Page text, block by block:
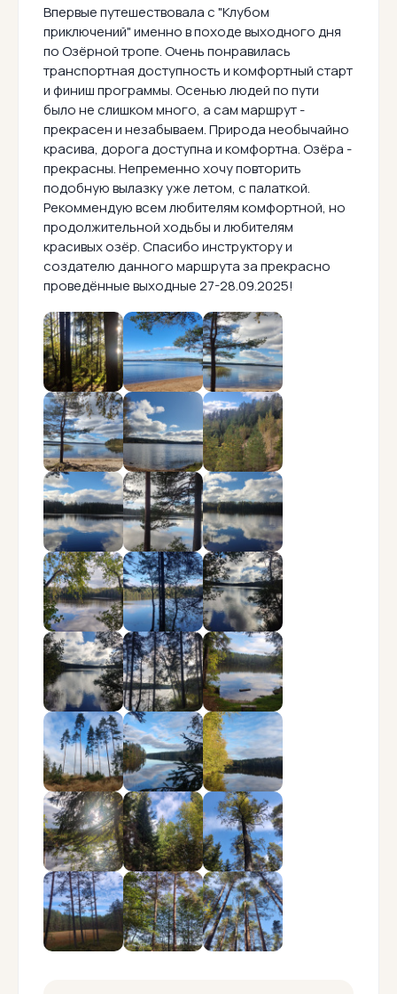
Впервые путешествовала с "Клубом
приключений" именно в походе выходного дня
по Озёрной тропе. Очень понравилась
транспортная доступность и комфортный старт
и финиш программы. Осенью людей по пути
было не слишком много, а сам маршрут -
прекрасен и незабываем. Природа необычайно
красива, дорога доступна и комфортна. Озёра -
прекрасны. Непременно хочу повторить
подобную вылазку уже летом, с палаткой.
Рекоммендую всем любителям комфортной, но
продолжительной ходьбы и любителям
красивых озёр. Спасибо инструктору и
создателю данного маршрута за прекрасно
проведённые выходные 27-28.09.2025!